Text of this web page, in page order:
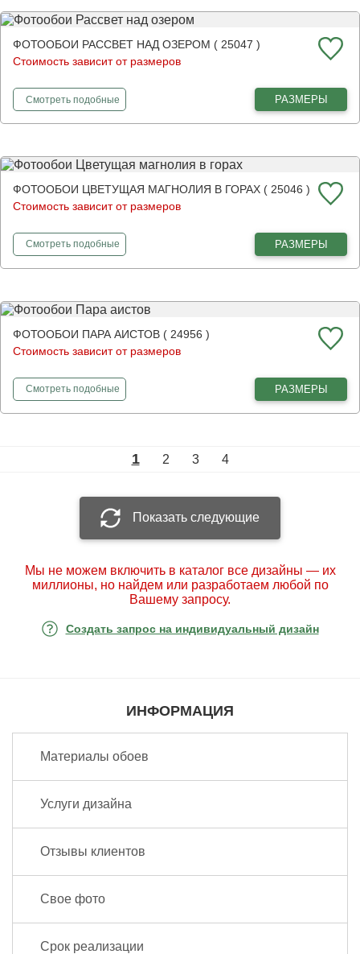
ФОТООБОИ РАССВЕТ НАД ОЗЕРОМ ( 25047 )
Стоимость зависит от размеров
Смотретьфотообои
подобные РАЗМЕРЫ
ФОТООБОИ ЦВЕТУЩАЯ МАГНОЛИЯ В ГОРАХ ( 25046 )
Стоимость зависит от размеров
Смотретьфотообои
подобные РАЗМЕРЫ
ФОТООБОИ ПАРА АИСТОВ ( 24956 )
Стоимость зависит от размеров
Смотретьфотообои
подобные РАЗМЕРЫ
1 2 3 4
Показать следующие
Мы не можем включить в каталог все дизайны — их
миллионы, но найдем или разработаем любой по
Вашему запросу.
Создать запрос на индивидуальный дизайн
ИНФОРМАЦИЯ
Материалы обоев
Услуги дизайна
Отзывы клиентов
Свое фото
Срок реализации